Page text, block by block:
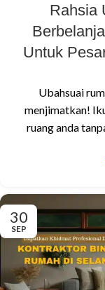
Rahsia
Untuk
Ubahsuai
menjimatkan!
ruang anda
30
SEP